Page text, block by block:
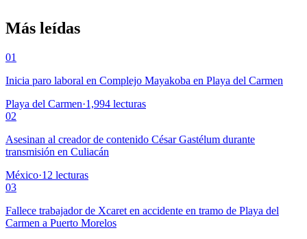
Más leídas
01
Inicia paro laboral en Complejo Mayakoba en Playa del Carmen
Playa del Carmen·1,994 lecturas
02
Asesinan al creador de contenido César Gastélum durante
transmisión en Culiacán
México·12 lecturas
03
Fallece trabajador de Xcaret en accidente en tramo de Playa del
Carmen a Puerto Morelos